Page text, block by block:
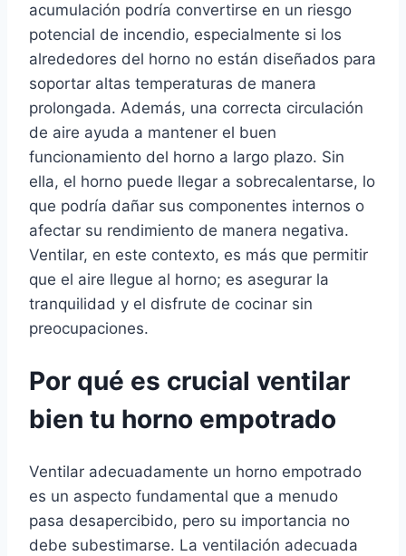
acumulación podría convertirse en un riesgo
potencial de incendio, especialmente si los
alrededores del horno no están diseñados para
soportar altas temperaturas de manera
prolongada. Además, una correcta circulación
de aire ayuda a mantener el buen
funcionamiento del horno a largo plazo. Sin
ella, el horno puede llegar a sobrecalentarse, lo
que podría dañar sus componentes internos o
afectar su rendimiento de manera negativa.
Ventilar, en este contexto, es más que permitir
que el aire llegue al horno; es asegurar la
tranquilidad y el disfrute de cocinar sin
preocupaciones.
Por qué es crucial ventilar
bien tu horno empotrado
Ventilar adecuadamente un horno empotrado
es un aspecto fundamental que a menudo
pasa desapercibido, pero su importancia no
debe subestimarse. La ventilación adecuada